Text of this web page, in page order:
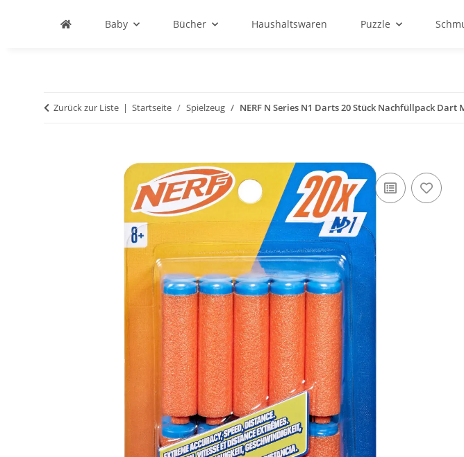
Baby Bücher Haushaltswaren Puzzle
Zurück zur Liste Startseite Spielzeug NERF N Series N1 Darts 20 Stück Nachfüllpack Dart